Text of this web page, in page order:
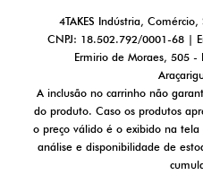
4TAKES Indústria,
CNPJ: 18.502.792/0001-68 |
Ermirio de Moraes, 505 -
A inclusão no carrinho não
do produto. Caso os produtos
o preço válido é o exibido na
análise e disponibilidade de